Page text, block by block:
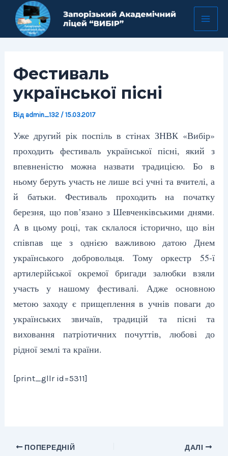
Перейти
вмісту
Фестиваль
української пісні
Від admin_132 /15.03.2017
Уже другий рік поспіль в стінах ЗНВК «Вибір»
проходить фестиваль української пісні, який з
впевненістю можна назвати традицією. Бо в
ньому беруть участь не лише всі учні та вчителі, а
й батьки. Фестиваль проходить на початку
березня, що пов’язано з Шевченківськими днями.
А в цьому році, так склалося історично, що він
співпав ще з однією важливою датою Днем
українського добровольця. Тому оркестр 55-ї
артилерійської окремої бригади залюбки взяли
участь у нашому фестивалі. Адже основною
метою заходу є прищеплення в учнів поваги до
українських звичаїв, традицій та пісні та
виховання патріотичних почуттів, любові до
рідної землі та країни.
[print_gllr id=5311]
Навігація
запису
ПОПЕРЕДНІЙ ДАЛІ